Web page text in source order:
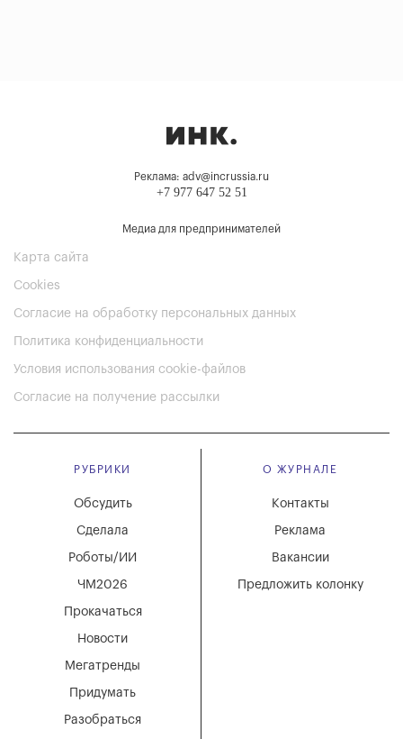
Реклама: adv@incrussia.ru
+7 977 647 52 51
Медиа для предпринимателей
Карта сайта
Cookies
Согласие на обработку персональных данных
Политика конфиденциальности
Условия использования cookie-файлов
Согласие на получение рассылки
РУБРИКИ
Мегатренды
Придумать
Разобраться
Новости
Обсудить
Сделала
Роботы/ИИ
ЧМ2026
Прокачаться
О ЖУРНАЛЕ
Вакансии
Реклама
Контакты
Предложить колонку